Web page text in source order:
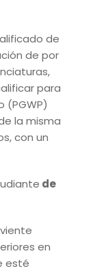
de
de por
para
(PGWP)
la misma
con un
de
en
esté